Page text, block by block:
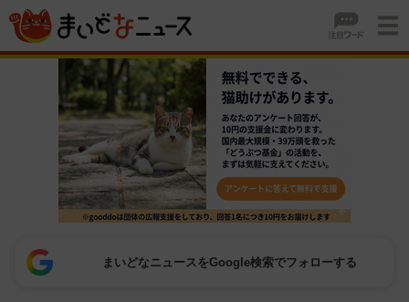
まいどなニュースをGoogle検索でフォローする